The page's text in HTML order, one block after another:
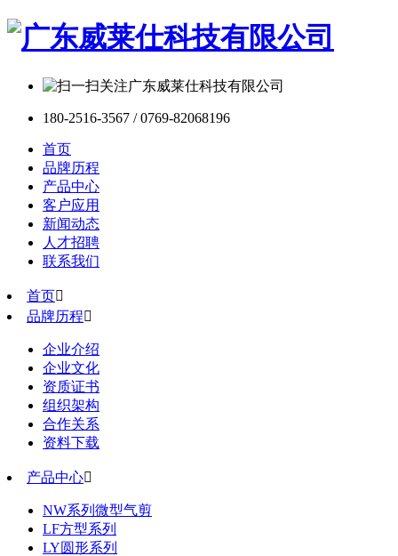
180-2516-3567 / 0769-82068196
首页
品牌历程
产品中心
客户应用
新闻动态
人才招聘
联系我们
首页
品牌历程
企业介绍
企业文化
资质证书
组织架构
合作关系
资料下载
产品中心
NW系列微型气剪
LF方型系列
LY圆形系列